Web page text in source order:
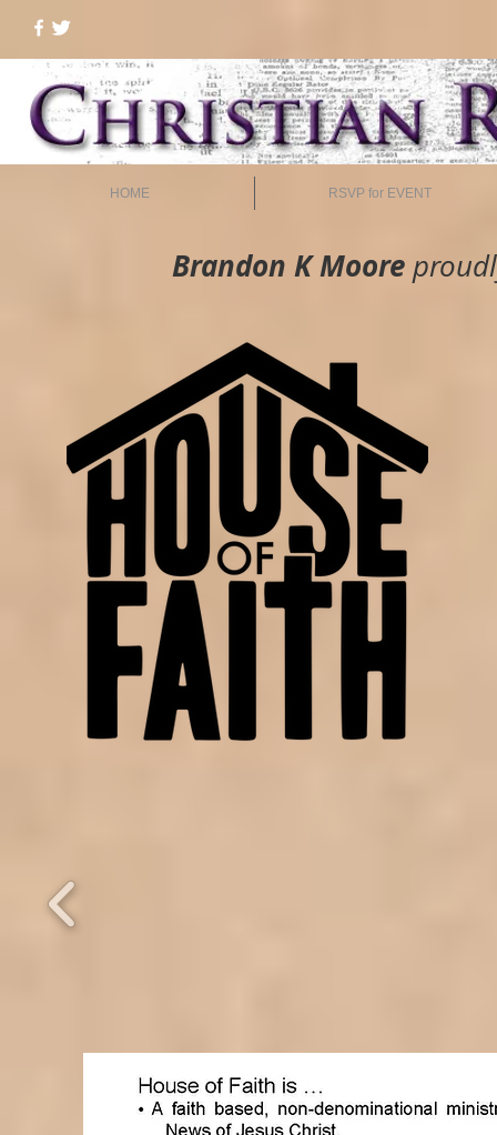
HOME RSVP for EVENT
Brandon K Moore